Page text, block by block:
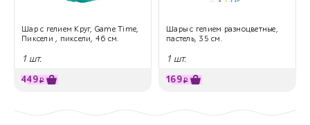
Шар с гелием Круг, Game Time,
Пиксели , пиксели, 46 см.
1 шт.
449₽
Шары с гелием разноцветные,
пастель, 35 см.
1 шт.
169₽